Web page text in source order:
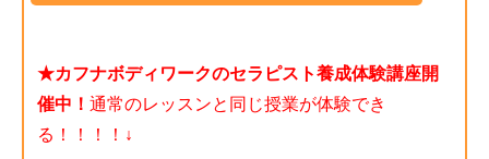
★カフナボディワークのセラピスト養成体験講座開
催中！ 通常のレッスンと同じ授業が体験でき
る！！！！ ↓